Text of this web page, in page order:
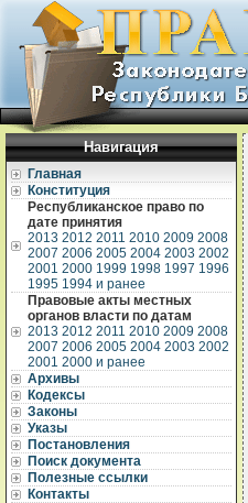
Навигация
Главная
Конституция
Республиканское право по
дате принятия
2013 2012 2011 2010 2009 2008
2007 2006 2005 2004 2003 2002
2001 2000 1999 1998 1997 1996
1995 1994 и ранее
Правовые акты местных
органов власти по датам
2013 2012 2011 2010 2009 2008
2007 2006 2005 2004 2003 2002
2001 2000 и ранее
Архивы
Кодексы
Законы
Указы
Постановления
Поиск документа
Полезные ссылки
Контакты